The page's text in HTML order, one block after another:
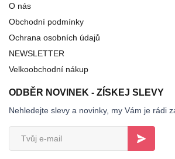
O nás
Obchodní podmínky
Ochrana osobních údajů
NEWSLETTER
Velkoobchodní nákup
ODBĚR NOVINEK - ZÍSKEJ SLEVY
Nehledejte slevy a novinky, my Vám je rádi